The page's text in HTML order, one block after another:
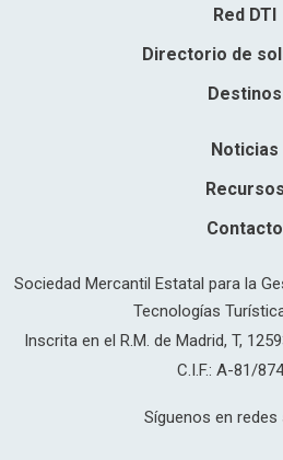
Red DTI
Directorio de
Destinos
Noticias
Recursos
Contacto
Sociedad Mercantil Estatal para la
Tecnologías
Inscrita en el R.M. de Madrid, T,
C.I.F.: A-81/
Síguenos en redes